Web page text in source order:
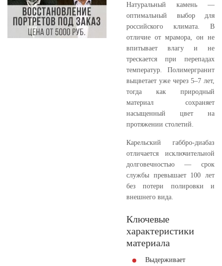
Натуральный камень —
оптимальный выбор для
российского климата. В
отличие от мрамора, он не
впитывает влагу и не
трескается при перепадах
температур. Полимергранит
выцветает уже через 5–7 лет,
тогда как природный
материал сохраняет
насыщенный цвет на
протяжении столетий.
Карельский габбро-диабаз
отличается исключительной
долговечностью — срок
службы превышает 100 лет
без потери полировки и
внешнего вида.
Ключевые
характеристики
материала
Выдерживает